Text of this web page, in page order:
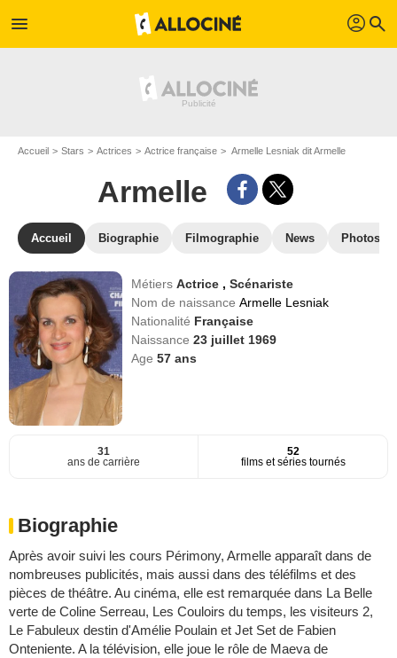
menu profil search
Accueil Stars Actrices Actrice française Armelle Lesniak dit Armelle
Armelle
Accueil Biographie Filmographie News Photos
MétiersActrice ,Scénariste
Nom de naissanceArmelle Lesniak
Nationalité Française
Naissance23 juillet 1969
Age57 ans
31
ans de carrière
52
films et séries tournés
Biographie
Après avoir suivi les cours Périmony, Armelle apparaît dans de
nombreuses publicités, mais aussi dans des téléfilms et des
pièces de théâtre. Au cinéma, elle est remarquée dans La Belle
verte de Coline Serreau, Les Couloirs du temps, les visiteurs 2,
Le Fabuleux destin d'Amélie Poulain et Jet Set de Fabien
Onteniente. A la télévision, elle joue le rôle de Maeva de